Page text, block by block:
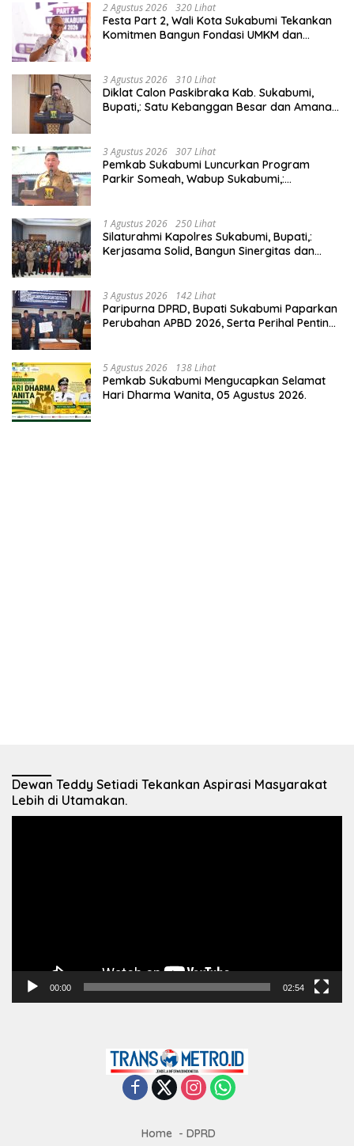
2 Agustus 2026 320 Lihat
Festa Part 2, Wali Kota Sukabumi Tekankan
Komitmen Bangun Fondasi UMKM dan
3 Agustus 2026 310 Lihat
Diklat Calon Paskibraka Kab. Sukabumi,
Bupati,: Satu Kebanggan Besar dan Amanah
3 Agustus 2026 307 Lihat
Pemkab Sukabumi Luncurkan Program
Parkir Someah, Wabup Sukabumi,:
1 Agustus 2026 250 Lihat
Silaturahmi Kapolres Sukabumi, Bupati,:
Kerjasama Solid, Bangun Sinergitas dan
3 Agustus 2026 142 Lihat
Paripurna DPRD, Bupati Sukabumi Paparkan
Perubahan APBD 2026, Serta Perihal Penting
5 Agustus 2026 138 Lihat
Pemkab Sukabumi Mengucapkan Selamat
Hari Dharma Wanita, 05 Agustus 2026.
Dewan Teddy Setiadi Tekankan Aspirasi Masyarakat
Lebih di Utamakan.
00:00 02:54
Home DPRD